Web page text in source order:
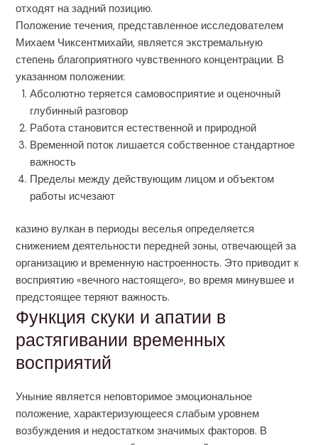
отходят на задний позицию.
Положение течения, представленное исследователем
Михаем Чиксентмихайи, является экстремальную
степень благоприятного чувственного концентрации. В
указанном положении:
Абсолютно теряется самовосприятие и оценочный
глубинный разговор
Работа становится естественной и природной
Временной поток лишается собственное стандартное
важность
Пределы между действующим лицом и объектом
работы исчезают
казино вулкан в периоды веселья определяется
снижением деятельности передней зоны, отвечающей за
организацию и временную настроенность. Это приводит к
восприятию «вечного настоящего», во время минувшее и
предстоящее теряют важность.
Функция скуки и апатии в
растягивании временных
восприятий
Уныние является неповторимое эмоциональное
положение, характеризующееся слабым уровнем
возбуждения и недостатком значимых факторов. В